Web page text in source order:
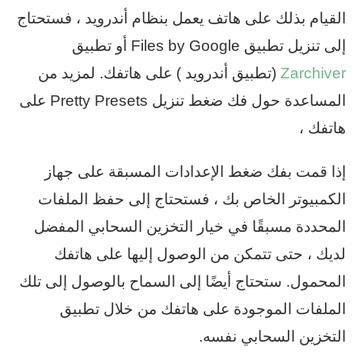
القيام بذلك على هاتف يعمل بنظام أندرويد ، فستحتاج
إلى تنزيل تطبيق Files by Google أو تطبيق
Zarchiver (تطبيق أندرويد ) على هاتفك. لمزيد من
المساعدة حول فك ضغط تنزيل Pretty Presets على
هاتفك ،
إذا قمت بفك ضغط الإعدادات المسبقة على جهاز
الكمبيوتر الخاص بك ، فستحتاج إلى حفظ الملفات
المحددة مسبقًا في خيار التخزين السحابي المفضل
لديك ، حتى تتمكن من الوصول إليها على هاتفك
المحمول. ستحتاج أيضًا إلى السماح بالوصول إلى تلك
الملفات الموجودة على هاتفك من خلال تطبيق
التخزين السحابي نفسه.